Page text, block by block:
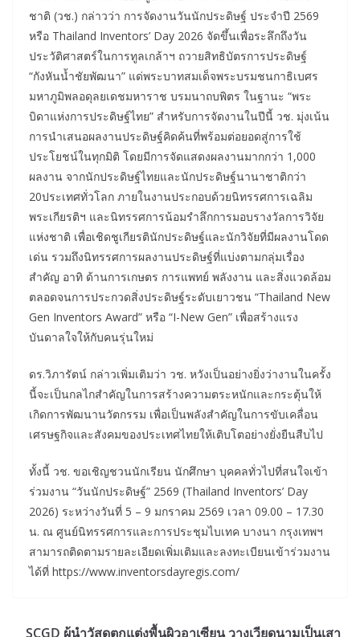
ชาติ (วช.) กล่าวว่า การจัดงานวันนักประดิษฐ์ ประจำปี 2569
หรือ Thailand Inventors’ Day 2026 จัดขึ้นเพื่อระลึกถึงวัน
ประวัติศาสตร์ในการทูลเกล้าฯ ถวายสิทธิบัตรการประดิษฐ์
“กังหันน้ำชัยพัฒนา” แด่พระบาทสมเด็จพระบรมชนกาธิเบศร
มหาภูมิพลอดุลยเดชมหาราช บรมนาถบพิตร ในฐานะ “พระ
บิดาแห่งการประดิษฐ์ไทย” สำหรับการจัดงานในปีนี้ วช. มุ่งเน้น
การนำเสนอผลงานประดิษฐ์คิดค้นที่พร้อมต่อยอดสู่การใช้
ประโยชน์ในทุกมิติ โดยมีการจัดแสดงผลงานมากกว่า 1,000
ผลงาน จากนักประดิษฐ์ไทยและนักประดิษฐ์นานาชาติกว่า
20ประเทศทั่วโลก ภายในงานประกอบด้วยนิทรรศการเฉลิม
พระเกียรติฯ และนิทรรศการน้อมรำลึกการมอบรางวัลการวิจัย
แห่งชาติ เพื่อเชิดชูเกียรตินักประดิษฐ์และนักวิจัยที่มีผลงานโดด
เด่น รวมถึงนิทรรศการผลงานประดิษฐ์ที่แบ่งตามกลุ่มเรื่อง
สำคัญ อาทิ ด้านการเกษตร การแพทย์ พลังงาน และสิ่งแวดล้อม
ตลอดจนการประกวดสิ่งประดิษฐ์ระดับเยาวชน “Thailand New
Gen Inventors Award” หรือ “I-New Gen” เพื่อสร้างแรง
บันดาลใจให้กับคนรุ่นใหม่
ดร.วิภารัตน์ กล่าวเพิ่มเติมว่า วช. หวังเป็นอย่างยิ่งว่างานในครั้ง
นี้จะเป็นกลไกสำคัญในการสร้างความตระหนักและกระตุ้นให้
เกิดการพัฒนานวัตกรรม เพื่อเป็นพลังสำคัญในการขับเคลื่อน
เศรษฐกิจและสังคมของประเทศไทยให้เติบโตอย่างยั่งยืนสืบไป
ทั้งนี้ วช. ขอเชิญชวนนักเรียน นักศึกษา บุคคลทั่วไปที่สนใจเข้า
ร่วมงาน “วันนักประดิษฐ์” 2569 (Thailand Inventors’ Day
2026) ระหว่างวันที่ 5 – 9 มกราคม 2569 เวลา 09.00 – 17.30
น. ณ ศูนย์นิทรรศการและการประชุมไบเทค บางนา กรุงเทพฯ
สามารถติดตามรายละเอียดเพิ่มเติมและลงทะเบียนเข้าร่วมงาน
ได้ที่ https://www.inventorsdayregis.com/
SCGD ผู้นำวัสดุตกแต่งพื้นผิวอาเซียน วางเวียดนามเป็นเสา